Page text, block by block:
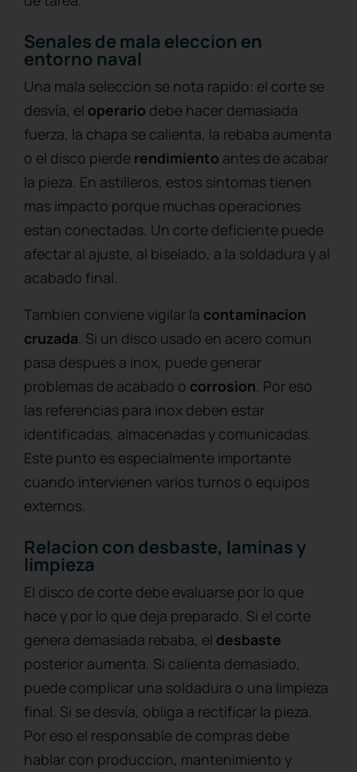
Senales de mala eleccion en
entorno naval
Una mala seleccion se nota rapido: el corte se
desvía, el operario debe hacer demasiada
fuerza, la chapa se calienta, la rebaba aumenta
o el disco pierde rendimiento antes de acabar
la pieza. En astilleros, estos sintomas tienen
mas impacto porque muchas operaciones
estan conectadas. Un corte deficiente puede
afectar al ajuste, al biselado, a la soldadura y al
acabado final.
Tambien conviene vigilar la contaminacion
cruzada. Si un disco usado en acero comun
pasa despues a inox, puede generar
problemas de acabado o corrosion. Por eso
las referencias para inox deben estar
identificadas, almacenadas y comunicadas.
Este punto es especialmente importante
cuando intervienen varios turnos o equipos
externos.
Relacion con desbaste, laminas y
limpieza
El disco de corte debe evaluarse por lo que
hace y por lo que deja preparado. Si el corte
genera demasiada rebaba, el desbaste
posterior aumenta. Si calienta demasiado,
puede complicar una soldadura o una limpieza
final. Si se desvía, obliga a rectificar la pieza.
Por eso el responsable de compras debe
hablar con produccion, mantenimiento y